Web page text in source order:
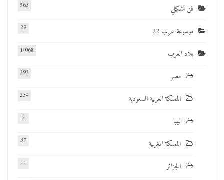
فن تشكيلي 563
موسوعة عرب 22 29
بلاد العرب 1٬068
مصر 393
المملكة العربية السعودية 234
ليبيا 5
المملكة المغربية 37
الجزائر 11